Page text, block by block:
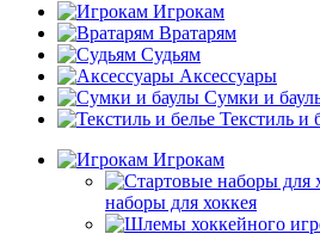
Игрокам
Вратарям
Судьям
Аксессуары
Сумки и
Текстиль и
Игрокам
наборы для хоккея